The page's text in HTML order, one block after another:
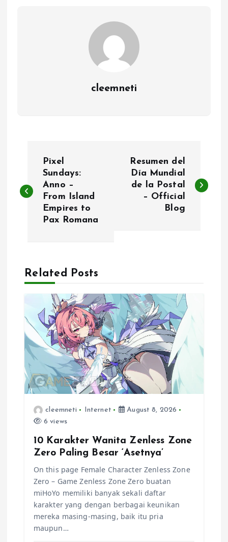
cleemneti
s
a
g
a
Pixel
Sundays:
Anno –
From Island
Empires to
Pax Romana
Resumen del
Día Mundial
de la Postal
– Official
Blog
Related Posts
cleemneti Internet
August 8, 2026
6 views
10 Karakter Wanita Zenless Zone
Zero Paling Besar ‘Asetnya’
On this page Female Character Zenless Zone
Zero – Game Zenless Zone Zero buatan
miHoYo memiliki banyak sekali daftar
karakter yang dengan berbagai keunikan
mereka masing-masing, baik itu pria
maupun…